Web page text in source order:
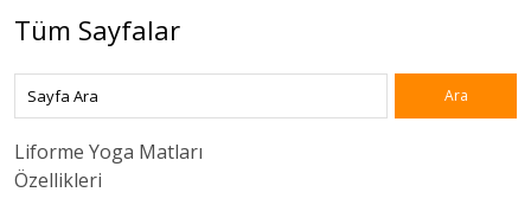
Tüm Sayfalar
Liforme Yoga Matları
Özellikleri